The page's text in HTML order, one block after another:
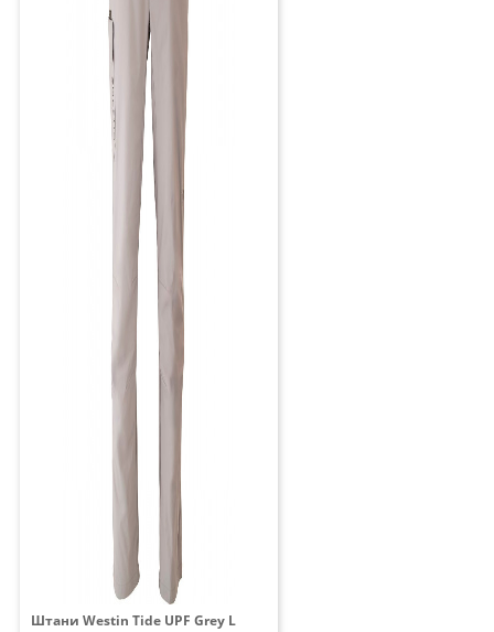
Штани Westin Tide UPF Grey L